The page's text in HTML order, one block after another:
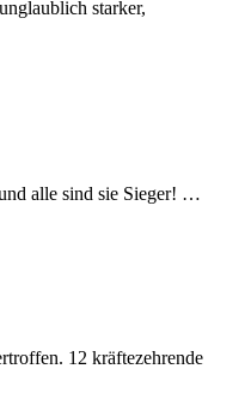
starker,
alle sind sie Sieger! …
12 kräftezehrende